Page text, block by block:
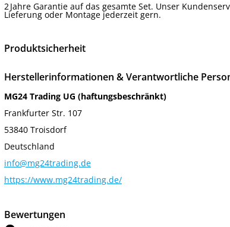
2 Jahre Garantie auf das gesamte Set. Unser
Lieferung oder Montage jederzeit gern.
Produktsicherheit
Herstellerinformationen & Verantwortliche
MG24 Trading UG (haftungsbeschränkt)
Frankfurter Str. 107
53840 Troisdorf
Deutschland
info@mg24trading.de
https://www.mg24trading.de/
Bewertungen